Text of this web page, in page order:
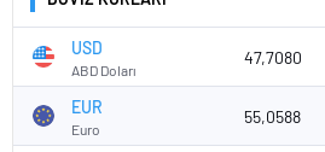
USD
ABD Doları
47,7080
EUR
Euro
55,0588